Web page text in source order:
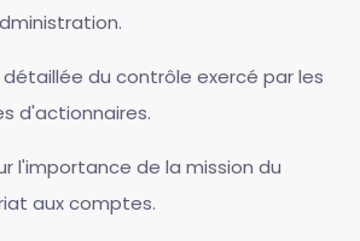
du contrôle exercé par les
d'actionnaires.
l'importance de la mission du
aux comptes.